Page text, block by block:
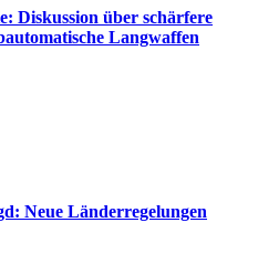
Diskussion über schärfere
Langwaffen
Neue Länderregelungen